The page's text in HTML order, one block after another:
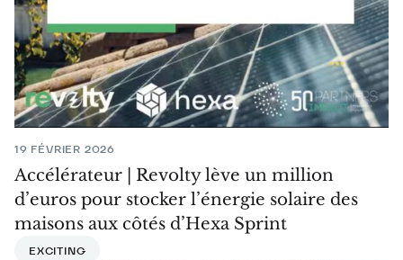
19 FÉVRIER 2026
Accélérateur | Revolty lève un million
d’euros pour stocker l’énergie solaire des
maisons aux côtés d’Hexa Sprint
EXCITING